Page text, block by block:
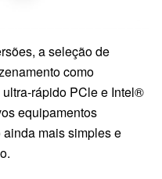
a seleção de
como
rápido PCle e Intel®
equipamentos
mais simples e